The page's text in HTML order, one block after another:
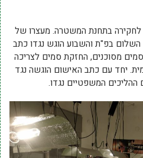
והובא לחקירה בתחנת המשטרה. מעצרו של
בפ"ת והשבוע הוגש נגדו כתב
סמים מסוכנים, החזקת סמים לצריכה
יחד עם כתב האישום הוגשה נגד
המשפטיים נגדו.